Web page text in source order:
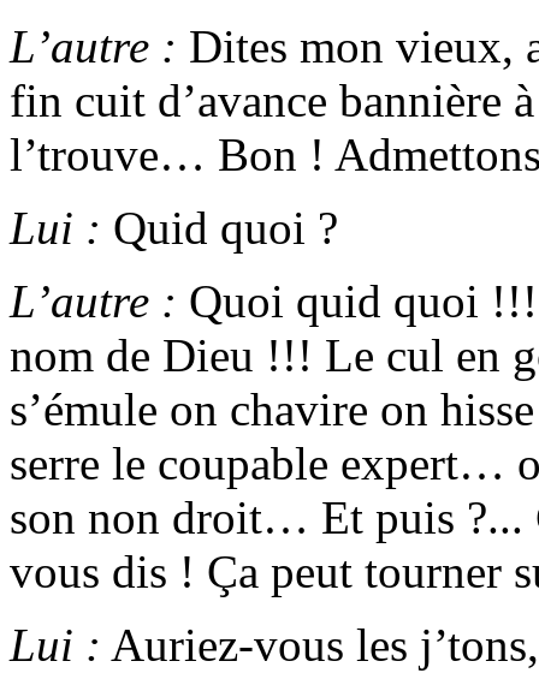
L’autre : Dites mon vieux,
fin cuit d’avance bannière
l’trouve… Bon !
Lui : Quid quoi ?
L’autre : Quoi quid quoi
nom de Dieu !!! Le cul en
s’émule on chavire on
serre le coupable
son non droit… Et puis ?...
vous dis ! Ça peut tourner
Lui : Auriez-vous les